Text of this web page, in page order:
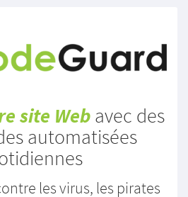
site Webavec des
automatisées
les virus, les pirates